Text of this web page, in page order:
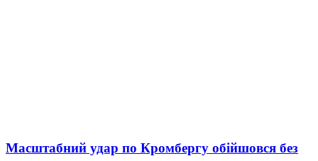
Масштабний удар по Кромбергу обійшовся без